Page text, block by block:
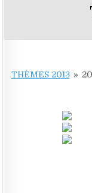
THÈMES 2013 »